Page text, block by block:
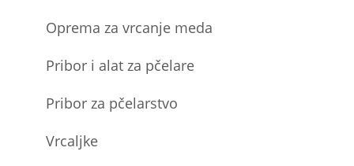
Oprema za vrcanje meda
Pribor i alat za pčelare
Pribor za pčelarstvo
Vrcaljke